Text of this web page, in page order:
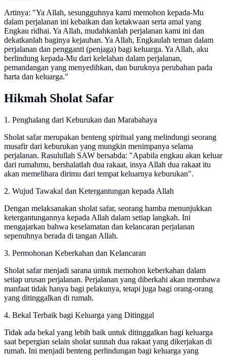
Artinya: "Ya Allah, sesungguhnya kami memohon kepada-Mu
dalam perjalanan ini kebaikan dan ketakwaan serta amal yang
Engkau ridhai. Ya Allah, mudahkanlah perjalanan kami ini dan
dekatkanlah baginya kejauhan. Ya Allah, Engkaulah teman dalam
perjalanan dan pengganti (penjaga) bagi keluarga. Ya Allah, aku
berlindung kepada-Mu dari kelelahan dalam perjalanan,
pemandangan yang menyedihkan, dan buruknya perubahan pada
harta dan keluarga."
Hikmah Sholat Safar
1. Penghalang dari Keburukan dan Marabahaya
Sholat safar merupakan benteng spiritual yang melindungi seorang
musafir dari keburukan yang mungkin menimpanya selama
perjalanan. Rasulullah SAW bersabda: "Apabila engkau akan keluar
dari rumahmu, bershalatlah dua rakaat, insya Allah dua rakaat itu
akan memelihara dirimu dari tempat keluarnya keburukan".
2. Wujud Tawakal dan Ketergantungan kepada Allah
Dengan melaksanakan sholat safar, seorang hamba menunjukkan
ketergantungannya kepada Allah dalam setiap langkah. Ini
mengajarkan bahwa keselamatan dan kelancaran perjalanan
sepenuhnya berada di tangan Allah.
3. Permohonan Keberkahan dan Kelancaran
Sholat safar menjadi sarana untuk memohon keberkahan dalam
setiap urusan perjalanan. Perjalanan yang diberkahi akan membawa
manfaat tidak hanya bagi pelakunya, tetapi juga bagi orang-orang
yang ditinggalkan di rumah.
4. Bekal Terbaik bagi Keluarga yang Ditinggal
Tidak ada bekal yang lebih baik untuk ditinggalkan bagi keluarga
saat bepergian selain sholat sunnah dua rakaat yang dikerjakan di
rumah. Ini menjadi benteng perlindungan bagi keluarga yang